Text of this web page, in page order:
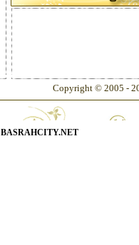
Copyright © 2005 -
BASRAHCITY.NET